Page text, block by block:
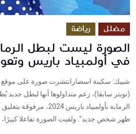
مضلل رياضة
الصورة ليست لبطل
في أولمبياد باريس وتعود
شييك: سكينة اسضارانتشرت صورة على موقع
(تويتر سابقا)، زعم متداولوها أنها لبطل
الرماية بأولمبياد باريس
ظهر شخص جديد". ولقيت الصورة تفاعلا كبيرًا،